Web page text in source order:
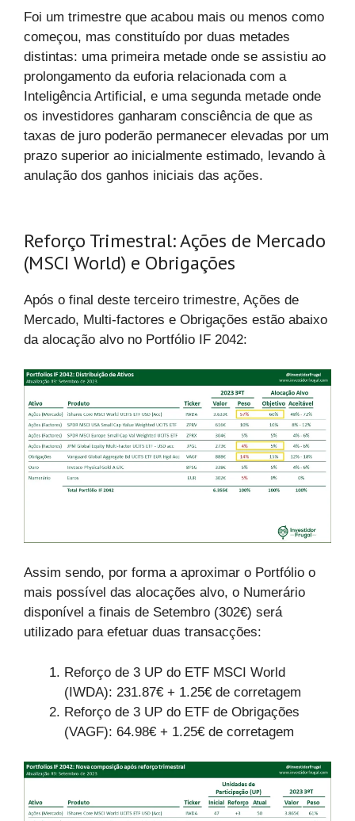
Foi um trimestre que acabou mais ou menos como
começou, mas constituído por duas metades
distintas: uma primeira metade onde se assistiu ao
prolongamento da euforia relacionada com a
Inteligência Artificial, e uma segunda metade onde
os investidores ganharam consciência de que as
taxas de juro poderão permanecer elevadas por um
prazo superior ao inicialmente estimado, levando à
anulação dos ganhos iniciais das ações.
Reforço Trimestral: Ações de Mercado
(MSCI World) e Obrigações
Após o final deste terceiro trimestre, Ações de
Mercado, Multi-factores e Obrigações estão abaixo
da alocação alvo no Portfólio IF 2042:
Assim sendo, por forma a aproximar o Portfólio o
mais possível das alocações alvo, o Numerário
disponível a finais de Setembro (302€) será
utilizado para efetuar duas transacções:
Reforço de 3 UP do ETF MSCI World
(IWDA): 231.87€ + 1.25€ de corretagem
Reforço de 3 UP do ETF de Obrigações
(VAGF): 64.98€ + 1.25€ de corretagem